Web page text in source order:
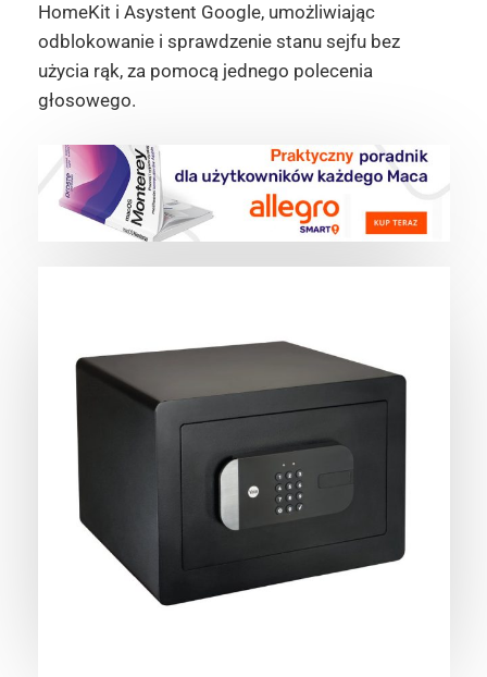
HomeKit i Asystent Google, umożliwiając
odblokowanie i sprawdzenie stanu sejfu bez
użycia rąk, za pomocą jednego polecenia
głosowego.